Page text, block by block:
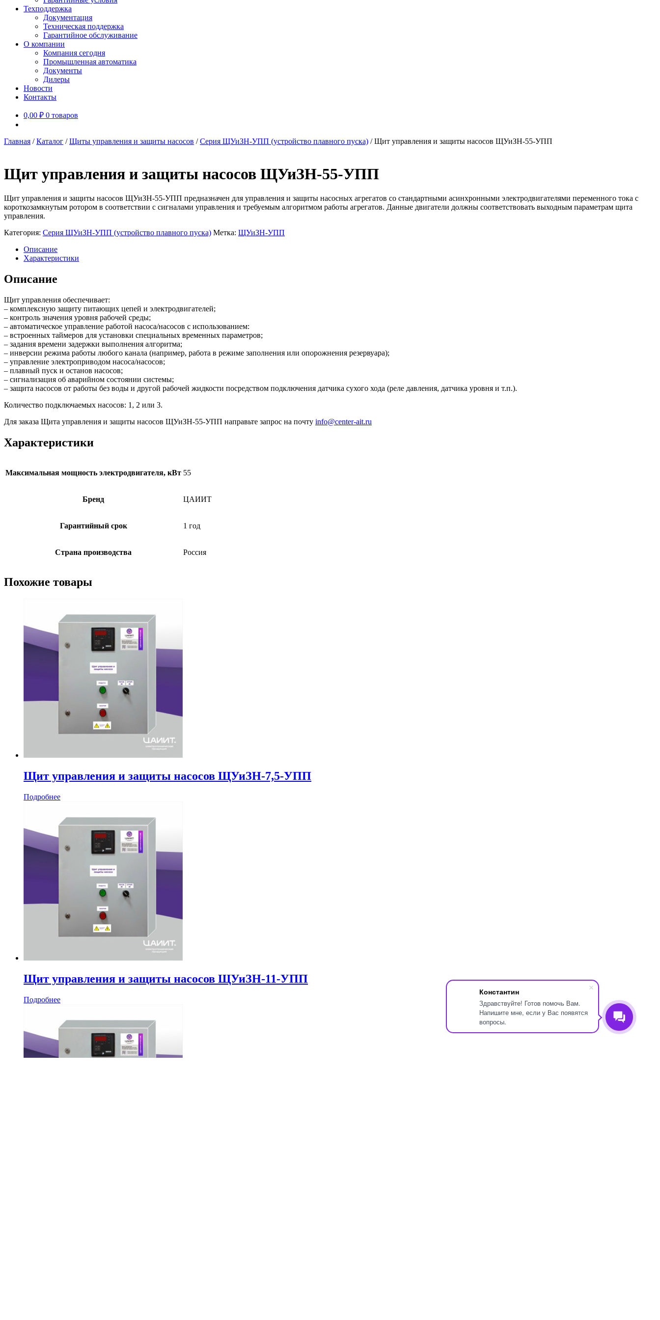
Константин
Здравствуйте! Готов помочь Вам.
Напишите мне, если у Вас появятся
вопросы.
Техподдержка
Документация
Техническая поддержка
Гарантийное обслуживание
О компании
Компания сегодня
Промышленная автоматика
Документы
Дилеры
Новости
Контакты
0,00 ₽ 0 товаров
Главная /Каталог /Щиты управления и защиты насосов /Серия ЩУиЗН-УПП (устройство плавного пуска) /Щит управления и защиты насосов ЩУиЗН-55-УПП
Щит управления и защиты насосов ЩУиЗН-55-УПП
Щит управления и защиты насосов ЩУиЗН-55-УПП предназначен для управления и защиты насосных агрегатов со стандартными асинхронными электродвигателями переменного тока с
короткозамкнутым ротором в соответствии с сигналами управления и требуемым алгоритмом работы агрегатов. Данные двигатели должны соответствовать выходным параметрам щита
управления.
Категория: Серия ЩУиЗН-УПП (устройство плавного пуска) Метка: ЩУиЗН-УПП
Описание
Характеристики
Описание
Щит управления обеспечивает:
– комплексную защиту питающих цепей и электродвигателей;
– контроль значения уровня рабочей среды;
– автоматическое управление работой насоса/насосов с использованием:
– встроенных таймеров для установки специальных временных параметров;
– задания времени задержки выполнения алгоритма;
– инверсии режима работы любого канала (например, работа в режиме заполнения или опорожнения резервуара);
– управление электроприводом насоса/насосов;
– плавный пуск и останов насосов;
– сигнализация об аварийном состоянии системы;
– защита насосов от работы без воды и другой рабочей жидкости посредством подключения датчика сухого хода (реле давления, датчика уровня и т.п.).
Количество подключаемых насосов: 1, 2 или 3.
Для заказа Щита управления и защиты насосов ЩУиЗН-55-УПП направьте запрос на почту info@center-ait.ru
Характеристики
Максимальная мощность электродвигателя, кВт 55
Бренд ЦАИИТ
Гарантийный срок 1 год
Страна производства Россия
Похожие товары
Щит управления и защиты насосов ЩУиЗН-7,5-УПП
Подробнее
Щит управления и защиты насосов ЩУиЗН-11-УПП
Подробнее